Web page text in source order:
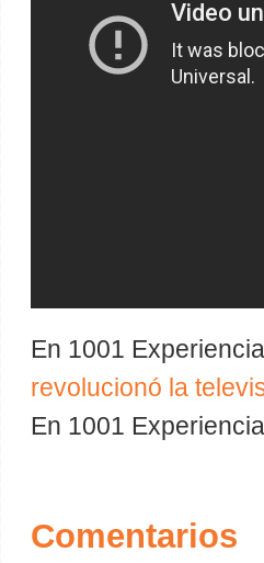
En 1001
revolucionó la
En 1001
Comentarios